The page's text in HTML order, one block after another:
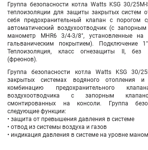
Группа безопасности котла Watts KSG 30/
теплоизоляции для защиты закрытых систем
себя предохранительный клапан с порогом
автоматический воздухоотводчик (с
манометр MHR6 3/4-3/8", установленные на
гальваническим покрытием). Подключение
Теплоизоляция, класс огнезащиты II, без
(фреонов).
Группа безопасности котла Watts KSG 30/
закрытых системах водяного отопления и
комбинацию предохранительного
воздухоотводчика с запорным
смонтированных на консоли. Группа
следующие функции:
• защита от превышения давления в системе
• отвод из системы воздуха и газов
• индикация давления в системе на уровне